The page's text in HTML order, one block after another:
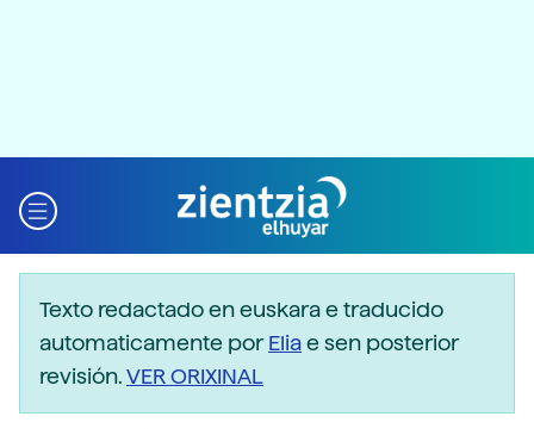
Texto redactado en euskara e traducido
automaticamente porEliae sen posterior
revisión.VER ORIXINAL